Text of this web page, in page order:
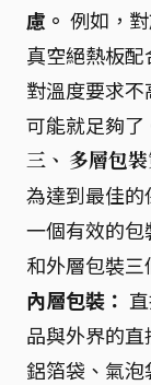
慮。 例如，
真空絕熱板
對溫度要求
可能就足夠了
三、 多層包裝
為達到最佳的
一個有效的
和外層包裝三
內層包裝：
品與外界的
鋁箔袋、氣泡